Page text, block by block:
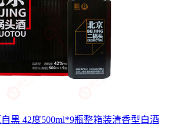
黑 42度500ml*9瓶整箱装清香型白酒